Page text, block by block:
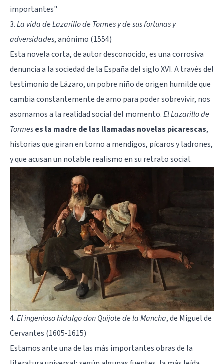
importantes"
3.La vida de Lazarillo de Tormes y de sus fortunas y
adversidades, anónimo (1554)
Esta novela corta, de autor desconocido, es una corrosiva
denuncia a la sociedad de la España del siglo XVI. A través del
testimonio de Lázaro, un pobre niño de origen humilde que
cambia constantemente de amo para poder sobrevivir, nos
asomamos a la realidad social del momento.El Lazarillo de
Tormeses la madre de las llamadas novelas picarescas,
historias que giran en torno a mendigos, pícaros y ladrones,
y que acusan un notable realismo en su retrato social.
4.El ingenioso hidalgo don Quijote de la Mancha, de Miguel de
Cervantes (1605-1615)
Estamos ante una de las más importantes obras de la